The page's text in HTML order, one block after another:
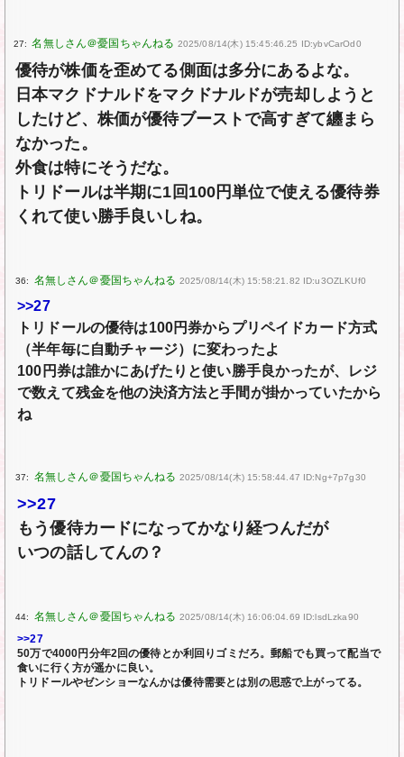
27: 2025/08/14(木) 15:45:46.25 ID:ybvCarOd0
優待が株価を歪めてる側面は多分にあるよな。
日本マクドナルドをマクドナルドが売却しようと
したけど、株価が優待ブーストで高すぎて纏まら
なかった。
外食は特にそうだな。
トリドールは半期に1回100円単位で使える優待券
くれて使い勝手良いしね。
36: 2025/08/14(木) 15:58:21.82 ID:u3OZLKUf0
>>27
トリドールの優待は100円券からプリペイドカード方式
（半年毎に自動チャージ）に変わったよ
100円券は誰かにあげたりと使い勝手良かったが、レジ
で数えて残金を他の決済方法と手間が掛かっていたから
ね
37: 2025/08/14(木) 15:58:44.47 ID:Ng+7p7g30
>>27
もう優待カードになってかなり経つんだが
いつの話してんの？
44: 2025/08/14(木) 16:06:04.69 ID:lsdLzka90
>>27
50万で4000円分年2回の優待とか利回りゴミだろ。郵船でも買って配当で
食いに行く方が遥かに良い。
トリドールやゼンショーなんかは優待需要とは別の思惑で上がってる。